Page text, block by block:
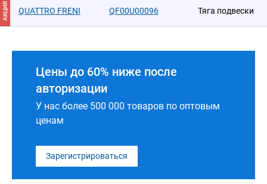
АКЦИЯ QUATTRO FRENI QF00U00096 Тяга подвески
Цены до 60% ниже после
авторизации
У нас более 500 000 товаров по оптовым
ценам
Зарегистрироваться